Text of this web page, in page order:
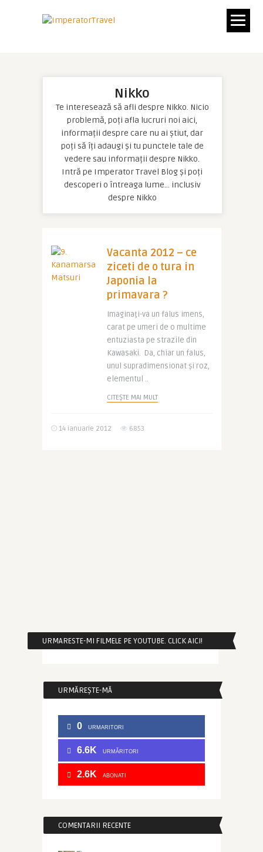
Nikko
Te interesează să afli despre Nikko. Nicio
problemă, poți afla lucruri noi aici,
informații despre care nu ai știut, dar
poți să îți adaugi și tu punctele tale de
vedere sau informații despre Nikko.
Intră pe Imperator Travel Blog și poți
descoperi o întreaga lume… inclusiv
despre Nikko
Vacanta 2012 – ce
ziceti de o tura in
Japonia la
primavara ?
Imaginaţi-va un falus imens,
carat pe umeri de o multime
entuziasta pe strazile din
Kawasaki. Da, chiar un falus,
unul supradimensionat şi roz,
elementul ..
CITEȘTE MAI MULT
14 ianuarie 2012 6853
URMARESTE-MI FILMELE PE YOUTUBE. CLICK AICI!
URMĂREȘTE-MĂ
0 URMARITORI
6.6K URMĂRITORI
2.6K ABONATI
COMENTARII RECENTE